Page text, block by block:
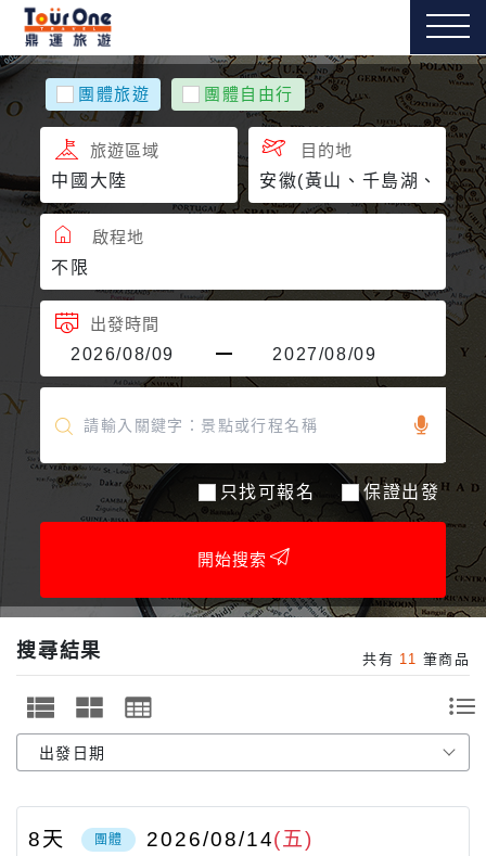
團體旅遊 團體自由行
旅遊區域 目的地
啟程地
出發時間
只找可報名 保證出發
開始搜索
搜尋結果 共有 11 筆商品
團體 2026/08/14(五)
8天